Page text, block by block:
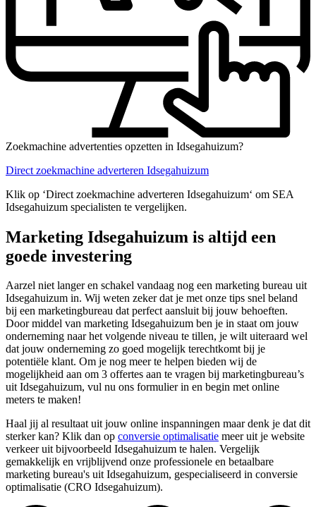
Zoekmachine advertenties opzetten in Idsegahuizum?
Direct zoekmachine adverteren Idsegahuizum
Klik op ‘Direct zoekmachine adverteren Idsegahuizum‘ om SEA
Idsegahuizum specialisten te vergelijken.
Marketing Idsegahuizum is altijd een
goede investering
Aarzel niet langer en schakel vandaag nog een marketing bureau uit
Idsegahuizum in. Wij weten zeker dat je met onze tips snel beland
bij een marketingbureau dat perfect aansluit bij jouw behoeften.
Door middel van marketing Idsegahuizum ben je in staat om jouw
onderneming naar het volgende niveau te tillen, je wilt uiteraard wel
dat jouw onderneming zo goed mogelijk terechtkomt bij je
potentiële klant. Om je nog meer te helpen bieden wij de
mogelijkheid aan om 3 offertes aan te vragen bij marketingbureau’s
uit Idsegahuizum, vul nu ons formulier in en begin met online
meters te maken!
Haal jij al resultaat uit jouw online inspanningen maar denk je dat dit
sterker kan? Klik dan op conversie optimalisatie meer uit je website
verkeer uit bijvoorbeeld Idsegahuizum te halen. Vergelijk
gemakkelijk en vrijblijvend onze professionele en betaalbare
marketing bureau's uit Idsegahuizum, gespecialiseerd in conversie
optimalisatie (CRO Idsegahuizum).